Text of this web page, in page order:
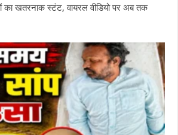
का खतरनाक स्टंट, वायरल वीडियो पर अब तक